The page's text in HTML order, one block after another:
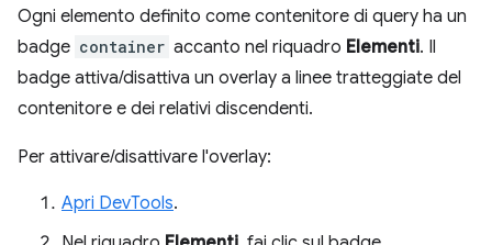
Ogni elemento definito come contenitore di query ha un
badge container accanto nel riquadro Elementi. Il
badge attiva/disattiva un overlay a linee tratteggiate del
contenitore e dei relativi discendenti.
Per attivare/disattivare l'overlay:
Apri DevTools.